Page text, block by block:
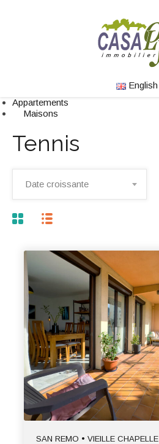
English
Appartements
Maisons
Tennis
Date croissante
SAN REMO • VIEILLE CHAPELLE